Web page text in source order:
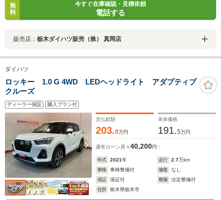
無
料
今すぐ在庫確認・見積依頼
電話する
販売店： 栃木ダイハツ販売（株） 真岡店
ダイハツ
ロッキー 1.0 G 4WD LEDヘッドライト アダプティブ
クルーズ
ディーラー保証 購入プラン付
支払総額
203.9万円
本体価格
191.5万円
通常ローン 月々40,200円
年式 2021年 走行 2.7万km
車検
車検整備付 修復
なし
保証
保証付 整備
法定整備付
住所
栃木県栃木市